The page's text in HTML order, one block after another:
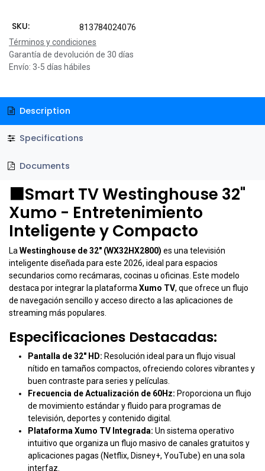
SKU:
813784024076
Términos y condiciones
Garantía de devolución de 30 días
Envío: 3-5 días hábiles
Description
Specifications
Documents
⬛Smart TV Westinghouse 32"
Xumo - Entretenimiento
Inteligente y Compacto
La Westinghouse de 32" (WX32HX2800) es una televisión
inteligente diseñada para este 2026, ideal para espacios
secundarios como recámaras, cocinas u oficinas. Este modelo
destaca por integrar la plataforma Xumo TV, que ofrece un flujo
de navegación sencillo y acceso directo a las aplicaciones de
streaming más populares.
Especificaciones Destacadas:
Pantalla de 32" HD: Resolución ideal para un flujo visual
nítido en tamaños compactos, ofreciendo colores vibrantes y
buen contraste para series y películas.
Frecuencia de Actualización de 60Hz: Proporciona un flujo
de movimiento estándar y fluido para programas de
televisión, deportes y contenido digital.
Plataforma Xumo TV Integrada: Un sistema operativo
intuitivo que organiza un flujo masivo de canales gratuitos y
aplicaciones pagas (Netflix, Disney+, YouTube) en una sola
interfaz.